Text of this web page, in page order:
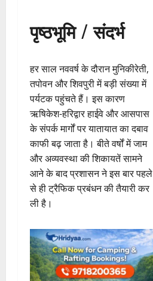
पृष्ठभूमि / संदर्भ
हर साल नववर्ष के दौरान मुनिकीरेती,
तपोवन और शिवपुरी में बड़ी संख्या में
पर्यटक पहुंचते हैं। इस कारण
ऋषिकेश-हरिद्वार हाईवे और आसपास
के संपर्क मार्गों पर यातायात का दबाव
काफी बढ़ जाता है। बीते वर्षों में जाम
और अव्यवस्था की शिकायतें सामने
आने के बाद प्रशासन ने इस बार पहले
से ही ट्रैफिक प्रबंधन की तैयारी कर
ली है।